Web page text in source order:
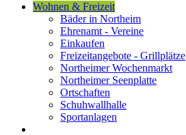
Wohnen & Freizeit
Bäder in Northeim
Ehrenamt - Vereine
Einkaufen
Freizeitangebote - Grillplätze
Northeimer Wochenmarkt
Northeimer Seenplatte
Ortschaften
Schuhwallhalle
Sportanlagen